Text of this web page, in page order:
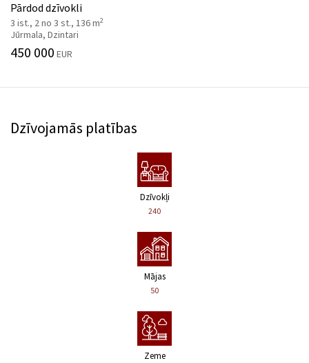
Pārdod dzīvokli
3 ist., 2 no 3 st., 136 m2
Jūrmala, Dzintari
450 000 EUR
Dzīvojamās platības
Dzīvokļi
240
Mājas
50
Zeme